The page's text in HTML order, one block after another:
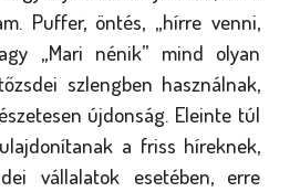
Puffer, öntés, „hírre venni,
„Mari nénik” mind olyan
szlengben használnak,
újdonság. Eleinte túl
a friss híreknek,
vállalatok esetében, erre